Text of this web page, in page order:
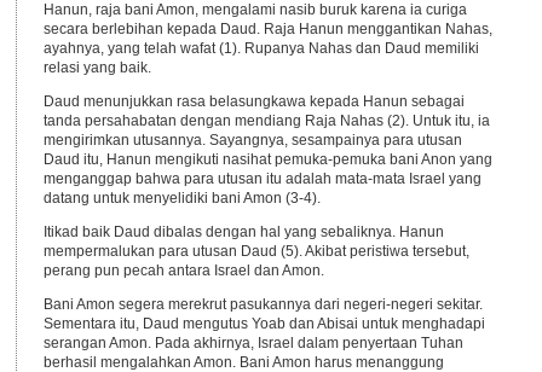
Hanun, raja bani Amon, mengalami nasib buruk karena ia curiga
secara berlebihan kepada Daud. Raja Hanun menggantikan Nahas,
ayahnya, yang telah wafat (1). Rupanya Nahas dan Daud memiliki
relasi yang baik.
Daud menunjukkan rasa belasungkawa kepada Hanun sebagai
tanda persahabatan dengan mendiang Raja Nahas (2). Untuk itu, ia
mengirimkan utusannya. Sayangnya, sesampainya para utusan
Daud itu, Hanun mengikuti nasihat pemuka-pemuka bani Anon yang
menganggap bahwa para utusan itu adalah mata-mata Israel yang
datang untuk menyelidiki bani Amon (3-4).
Itikad baik Daud dibalas dengan hal yang sebaliknya. Hanun
mempermalukan para utusan Daud (5). Akibat peristiwa tersebut,
perang pun pecah antara Israel dan Amon.
Bani Amon segera merekrut pasukannya dari negeri-negeri sekitar.
Sementara itu, Daud mengutus Yoab dan Abisai untuk menghadapi
serangan Amon. Pada akhirnya, Israel dalam penyertaan Tuhan
berhasil mengalahkan Amon. Bani Amon harus menanggung